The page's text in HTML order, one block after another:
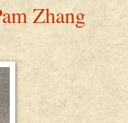
Zhang